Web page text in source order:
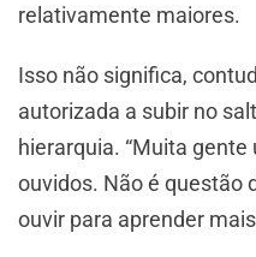
relativamente maiores.
Isso não significa,
autorizada a subir no
hierarquia. “Muita
ouvidos. Não é questão
ouvir para aprender